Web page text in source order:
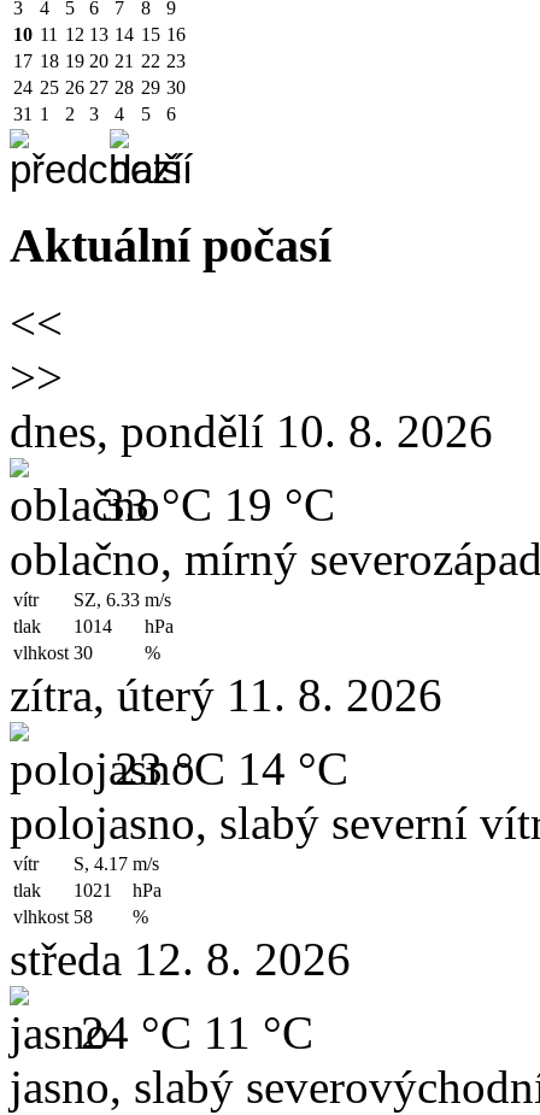
3 4 5 6 7 8
9
10 11 12 13 14 15 16
17 18 19 20 21 22 23
24 25 26 27 28 29 30
31 1 2 3 4 5 6
Aktuální počasí
<<
>>
dnes, pondělí 10. 8. 2026
33 °C 19 °C
oblačno, mírný
vítr SZ, 6.33 m/s
tlak
1014
hPa
vlhkost 30 %
zítra, úterý 11. 8. 2026
23 °C 14 °C
polojasno, slabý severní
vítr S, 4.17 m/s
tlak
1021
hPa
vlhkost 58 %
středa 12. 8. 2026
24 °C 11 °C
jasno, slabý